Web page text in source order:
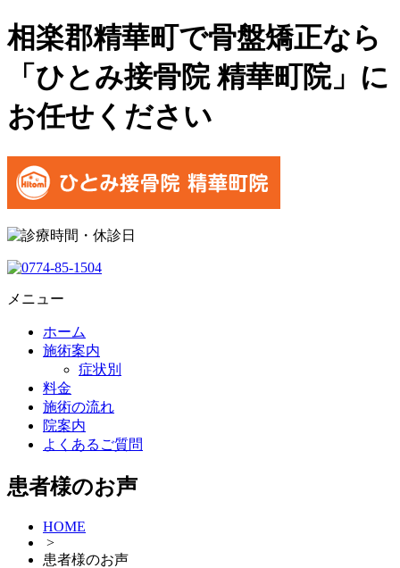
相楽郡精華町で骨盤矯正なら
「ひとみ接骨院 精華町院」に
お任せください
メニュー
ホーム
施術案内
症状別
料金
施術の流れ
院案内
よくあるご質問
患者様のお声
HOME
>
患者様のお声